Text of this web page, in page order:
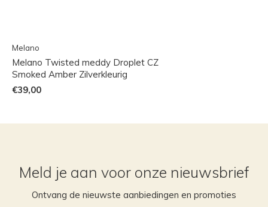
Melano
Melano Twisted meddy Droplet CZ
Smoked Amber Zilverkleurig
€39,00
Meld je aan voor onze nieuwsbrief
Ontvang de nieuwste aanbiedingen en promoties